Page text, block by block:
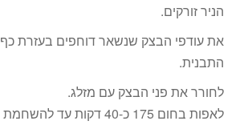
הניר זורקים.
את עודפי הבצק שנשאר דוחפים בעזרת
התבנית.
לחורר את פני הבצק עם מזלג.
לאפות בחום 175 כ-40 דקות עד